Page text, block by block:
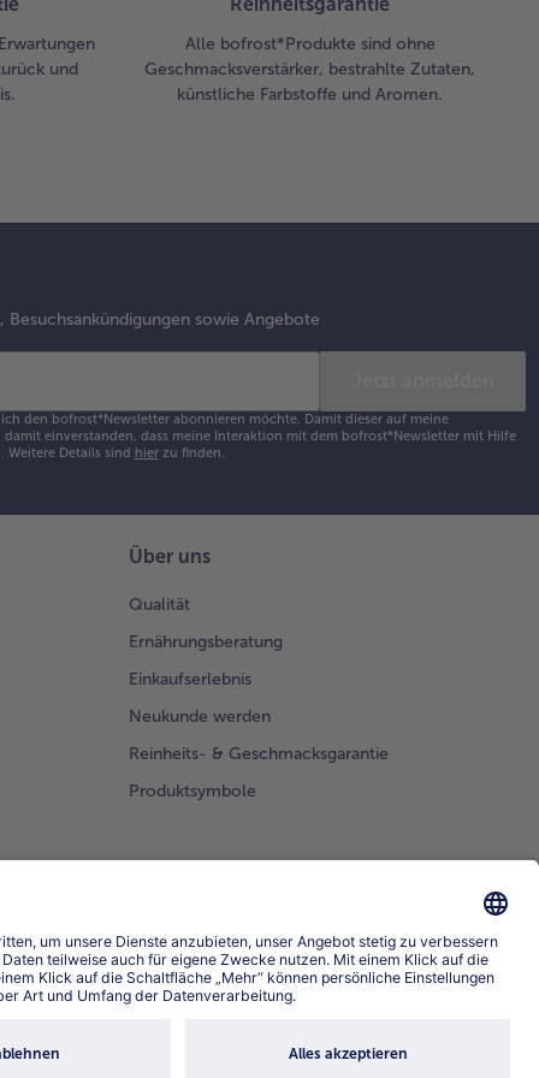
und
Alle bofrost*Produkte sind ohne
Geschmacksverstärker, bestrahlte Zutaten,
künstliche Farbstoffe und Aromen.
sowie Angebote
den bofrost*Newsletter abonnieren möchte. Damit dieser auf meine
einverstanden, dass meine Interaktion mit dem bofrost*Newsletter mit Hilfe
Weitere Details sind hierzu finden.
Über uns
Qualität
Ernährungsberatung
Einkaufserlebnis
Neukunde werden
Reinheits- & Geschmacksgarantie
Produktsymbole